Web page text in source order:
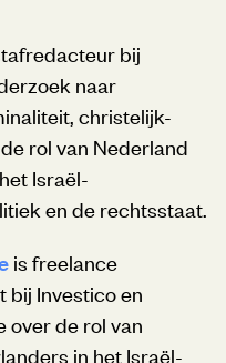
bij
naar
christelijk-
rol van Nederland
Israël-
en de rechtsstaat.
is freelance
bij Investico en
over de rol van
in het Israël-